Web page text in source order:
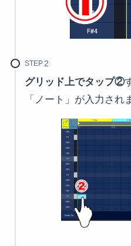
STEP
グリッド上でタップ②
「ノート」が入力され